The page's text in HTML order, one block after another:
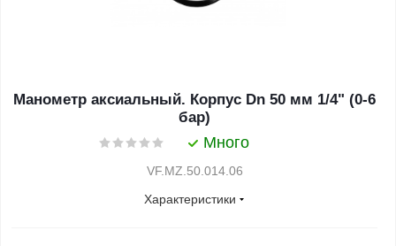
Манометр аксиальный. Корпус Dn 50 мм 1/4" (0-6
бар)
Много
VF.MZ.50.014.06
Характеристики